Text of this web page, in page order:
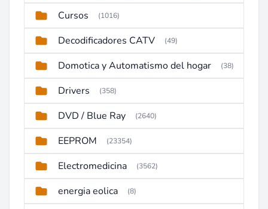
Cursos (1016)
Decodificadores CATV (49)
Domotica y Automatismo del hogar (38)
Drivers (358)
DVD / Blue Ray (2640)
EEPROM (23354)
Electromedicina (3562)
energia eolica (8)